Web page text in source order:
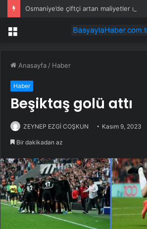
Menü
Anasayfa / Haber
Haber
Beşiktaş golü attı
ZEYNEP EZGİ COŞKUN Kasım 9, 2023
Bir dakikadan az